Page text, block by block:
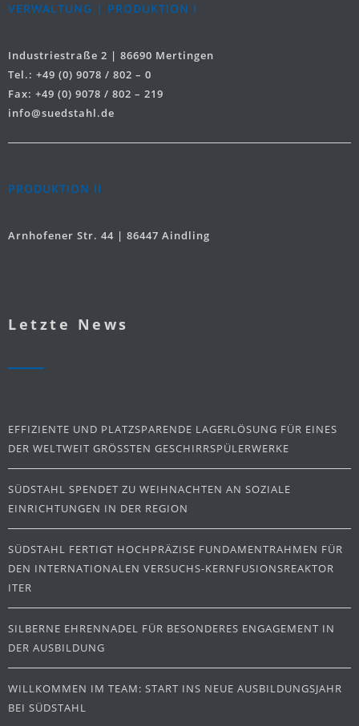
VERWALTUNG | PRODUKTION I
Industriestraße 2 | 86690 Mertingen
Tel.: +49 (0) 9078 / 802 – 0
Fax: +49 (0) 9078 / 802 – 219
info@suedstahl.de
PRODUKTION II
Arnhofener Str. 44 | 86447 Aindling
Letzte News
EFFIZIENTE UND PLATZSPARENDE LAGERLÖSUNG FÜR EINES
DER WELTWEIT GRÖSSTEN GESCHIRRSPÜLERWERKE
SÜDSTAHL SPENDET ZU WEIHNACHTEN AN SOZIALE
EINRICHTUNGEN IN DER REGION
SÜDSTAHL FERTIGT HOCHPRÄZISE FUNDAMENTRAHMEN FÜR
DEN INTERNATIONALEN VERSUCHS-KERNFUSIONSREAKTOR
ITER
SILBERNE EHRENNADEL FÜR BESONDERES ENGAGEMENT IN
DER AUSBILDUNG
WILLKOMMEN IM TEAM: START INS NEUE AUSBILDUNGSJAHR
BEI SÜDSTAHL